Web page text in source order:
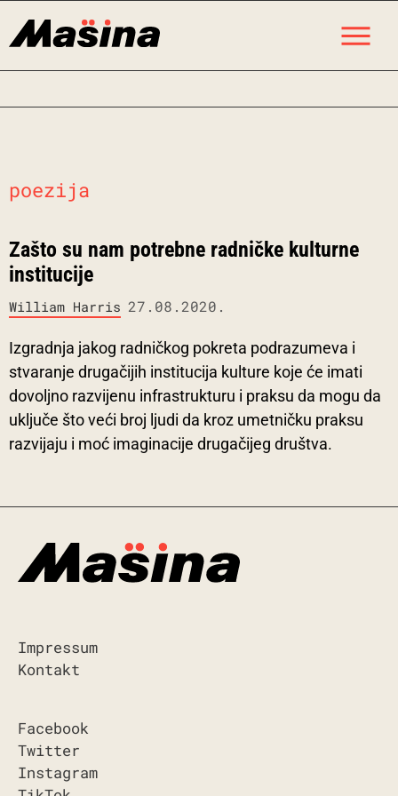
poezija
Zašto su nam potrebne radničke kulturne
institucije
William Harris 27.08.2020.
Izgradnja jakog radničkog pokreta podrazumeva i
stvaranje drugačijih institucija kulture koje će imati
dovoljno razvijenu infrastrukturu i praksu da mogu da
uključe što veći broj ljudi da kroz umetničku praksu
razvijaju i moć imaginacije drugačijeg društva.
Impressum
Kontakt
Facebook
Twitter
Instagram